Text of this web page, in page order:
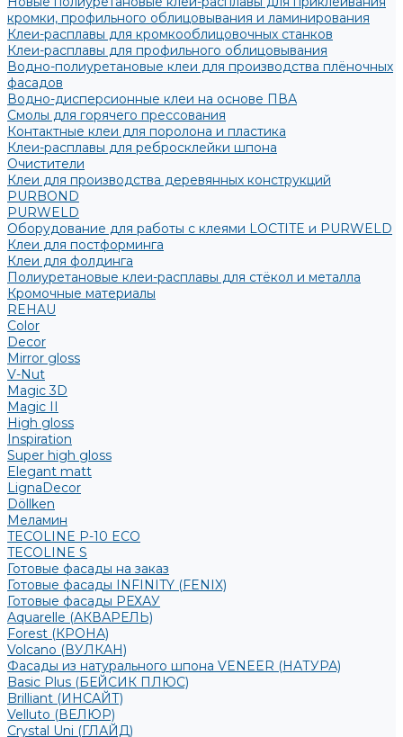
кромки, профильного облицовывания и ламинирования
Клеи-расплавы для кромкооблицовочных станков
Клеи-расплавы для профильного облицовывания
Водно-полиуретановые клеи для производства плёночных
фасадов
Водно-дисперсионные клеи на основе ПВА
Смолы для горячего прессования
Контактные клеи для поролона и пластика
Клеи-расплавы для ребросклейки шпона
Очистители
Клеи для производства деревянных конструкций
PURBOND
PURWELD
Оборудование для работы с клеями LOCTITE и PURWELD
Клеи для постформинга
Клеи для фолдинга
Полиуретановые клеи-расплавы для стёкол и металла
Кромочные материалы
REHAU
Color
Decor
Mirror gloss
V-Nut
Magic 3D
Magic II
High gloss
Inspiration
Super high gloss
Elegant matt
LignaDecor
Döllken
Меламин
TECOLINE P-10 ECO
TECOLINE S
Готовые фасады на заказ
Готовые фасады INFINITY (FENIX)
Готовые фасады РЕХАУ
Aquarelle (АКВАРЕЛЬ)
Forest (КРОНА)
Volcano (ВУЛКАН)
Фасады из натурального шпона VENEER (НАТУРА)
Basic Plus (БЕЙСИК ПЛЮС)
Brilliant (ИНСАЙТ)
Velluto (ВЕЛЮР)
Crystal Uni (ГЛАЙД)